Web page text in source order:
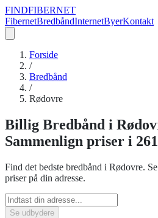
FINDFIBERNET
FibernetBredbåndInternetByerKontakt
Forside
/
Bredbånd
/
Rødovre
Billig Bredbånd i
Sammenlign priser i
Find det bedste bredbånd i Rødovre.
priser på din adresse.
Se udbydere